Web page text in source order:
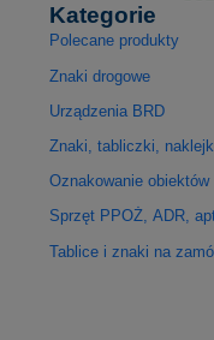
Kategorie
Polecane produkty
Znaki drogowe
Urządzenia BRD
Znaki, tabliczki,
Oznakowanie obiektów
Sprzęt PPOŻ, ADR,
Tablice i znaki na